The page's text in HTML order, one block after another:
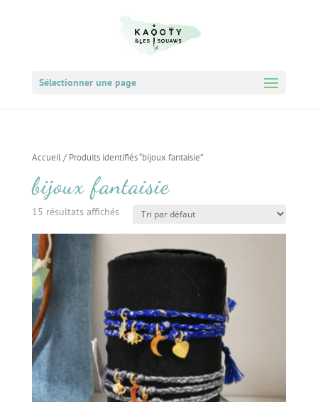
Sélectionner une page
Accueil/ Produits identifiés “bijoux fantaisie”
bijoux fantaisie
15 résultats affichés